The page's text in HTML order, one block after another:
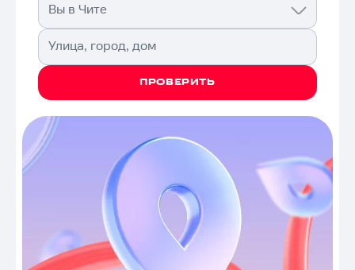
Вы в Чите
Улица, город, дом
ПРОВЕРИТЬ